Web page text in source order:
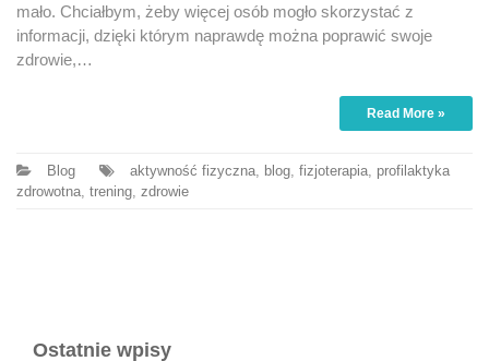
mało. Chciałbym, żeby więcej osób mogło skorzystać z
informacji, dzięki którym naprawdę można poprawić swoje
zdrowie,…
Read More »
Blog aktywność fizyczna, blog, fizjoterapia, profilaktyka
zdrowotna, trening, zdrowie
Ostatnie wpisy